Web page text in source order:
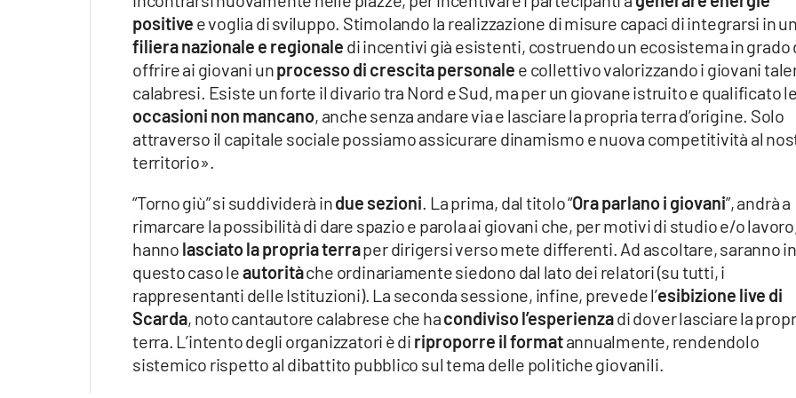
positive e voglia di sviluppo. Stimolando la realizzazione di misure capaci di integrarsi in
filiera nazionale e regionale di incentivi già esistenti, costruendo un ecosistema in grado
offrire ai giovani unprocesso di crescita personale e collettivo valorizzando i giovani
calabresi. Esiste un forte il divario tra Nord e Sud, ma per un giovane istruito e qualificato le
occasioni non mancano, anche senza andare via e lasciare la propria terra d’origine. Solo
attraverso il capitale sociale possiamo assicurare dinamismo e nuova competitività al
territorio».
“Torno giù” si suddividerà indue sezioni. La prima, dal titolo “Ora parlano i giovani”, andrà a
rimarcare la possibilità di dare spazio e parola ai giovani che, per motivi di studio e/o
hanno lasciato la propria terraper dirigersi verso mete differenti. Ad ascoltare, saranno in
questo caso leautoritàche ordinariamente siedono dal lato dei relatori (su tutti, i
rappresentanti delle Istituzioni). La seconda sessione, infine, prevede l’esibizione live di
Scarda, noto cantautore calabrese che hacondiviso l’esperienzadi dover lasciare la
terra. L’intento degli organizzatori è di riproporre il formatannualmente, rendendolo
sistemico rispetto al dibattito pubblico sul tema delle politiche giovanili.